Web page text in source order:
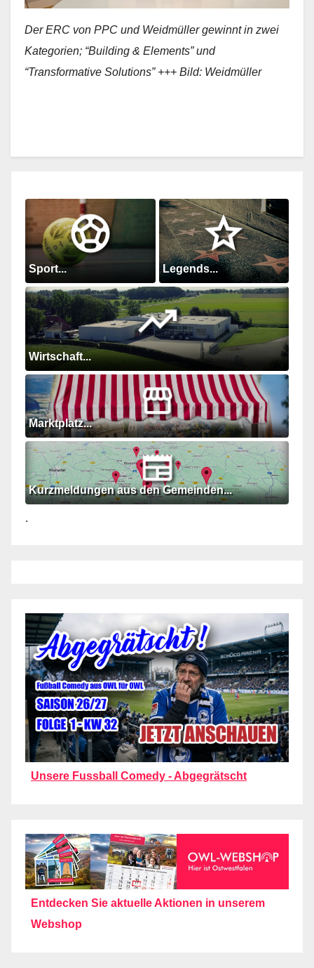
Der ERC von PPC und Weidmüller gewinnt in zwei
Kategorien; “Building & Elements” und
“Transformative Solutions” +++ Bild: Weidmüller
Sport... Legends...
Wirtschaft...
Marktplatz...
Kurzmeldungen aus den Gemeinden...
.
Unsere Fussball Comedy - Abgegrätscht
Entdecken Sie aktuelle Aktionen in unserem
Webshop